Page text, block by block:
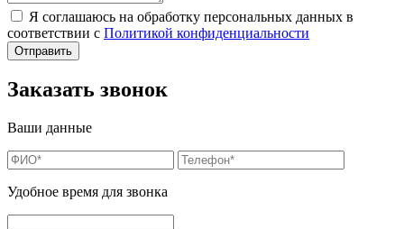
Я соглашаюсь на обработку персональных данных в
соответствии с Политикой конфиденциальности
Заказать звонок
Ваши данные
Удобное время для звонка